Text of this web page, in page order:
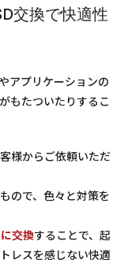
交換で快適性
アプリケーションの
もたついたりするこ
様からご依頼いただ
ので、色々と対策を
交換することで、起
レスを感じない快適